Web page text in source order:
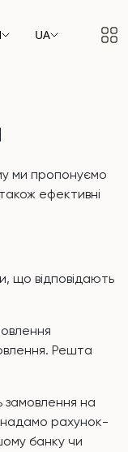
UA
ми пропонуємо
ефективні
що відповідають
Решта
замовлення на
надамо рахунок-
банку чи